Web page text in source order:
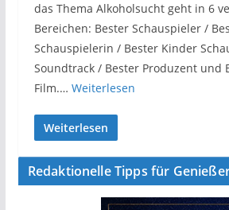
das Thema Alkoholsucht geht in 6
Bereichen: Bester Schauspieler /
Schauspielerin / Bester Kinder
Soundtrack / Bester Produzent und
Film.… Weiterlesen
Weiterlesen
Redaktionelle Tipps für